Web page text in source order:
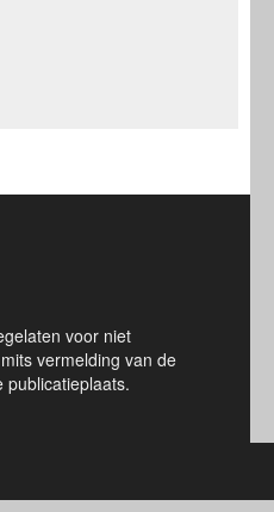
voor niet
vermelding van de
publicatieplaats.